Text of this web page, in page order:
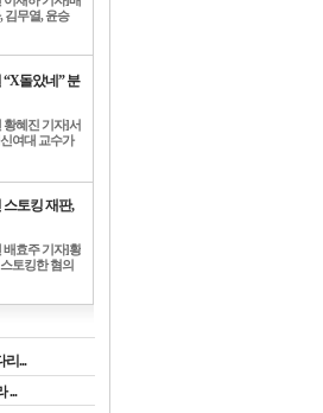
김무열, 윤승
“X돌았네” 분
황혜진 기자]서
여대 교수가
스토킹 재판,
배효주 기자]황
토킹한 혐의
리...
...